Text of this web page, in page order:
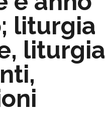
liturgia
liturgia